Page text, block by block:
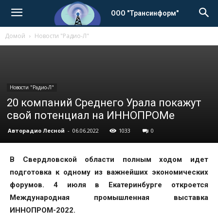
ООО "Трансинформ"
Домой Новости "Радио-Л"
Новости "Радио-Л"
20 компаний Среднего Урала покажут
свой потенциал на ИННОПРОМе
Авторадио Лесной - 06.06.2022 1033 0
В Свердловской области полным ходом идет
подготовка к одному из важнейших экономических
форумов. 4 июля в Екатеринбурге откроется
Международная промышленная выставка
ИННОПРОМ-2022.